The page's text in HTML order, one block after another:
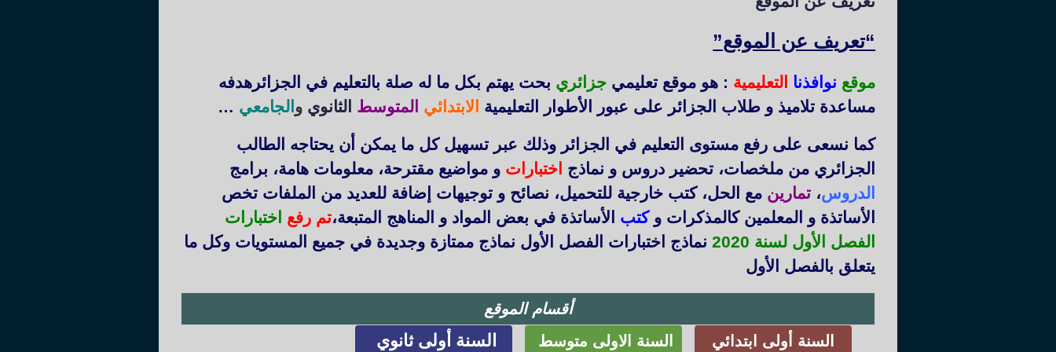
“تعريف عن الموقع”
موقع نوافذنا التعليمية : هو موقع تعليمي جزائري بحت يهتم بكل ما له صلة بالتعليم في الجزائرهدفه
مساعدة تلاميذ و طلاب الجزائر على عبور الأطوار التعليمية
الابتدائي المتوسط الثانوي و الجامعي …
كما نسعى على رفع مستوى التعليم في الجزائر وذلك عبر تسهيل كل ما يمكن أن يحتاجه الطالب
الجزائري من ملخصات، تحضير دروس و نماذج اختبارات و مواضيع مقترحة، معلومات هامة، برامج
الدروس، تمارين مع الحل، كتب خارجية للتحميل، نصائح و توجيهات إضافة للعديد من الملفات تخص
الأساتذة و المعلمين كالمذكرات وكتب الأساتذة في بعض المواد و المناهج المتبعة،تم رفع اختبارات
الفصل الأول لسنة 2020
نماذج اختبارات الفصل الأول نماذج ممتازة وجديدة في جميع المستويات وكل ما
يتعلق بالفصل الأول
أقسام الموقع
السنة أولى ابتدائي
السنة الاولى متوسط السنة أولى ثانوي